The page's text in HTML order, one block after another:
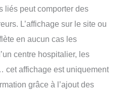
liés peut comporter des
L’affichage sur le site ou
en aucun cas les
centre hospitalier, les
cet affichage est uniquement
grâce à l’ajout des